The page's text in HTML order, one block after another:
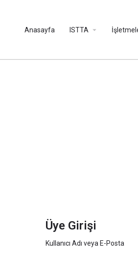
Anasayfa ISTTA
Üye Girişi
Kullanıcı Adı veya E-Posta